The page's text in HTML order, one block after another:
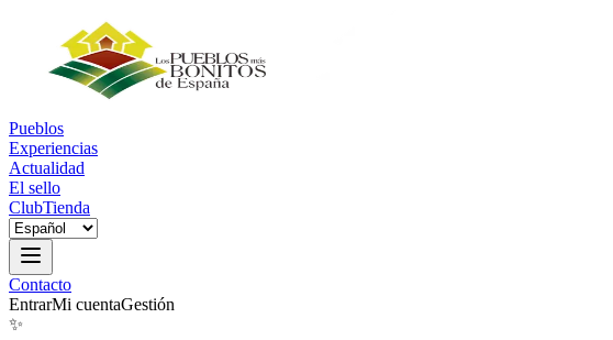
Pueblos
Experiencias
Actualidad
El sello
ClubTienda
Contacto
EntrarMi cuentaGestión
✨